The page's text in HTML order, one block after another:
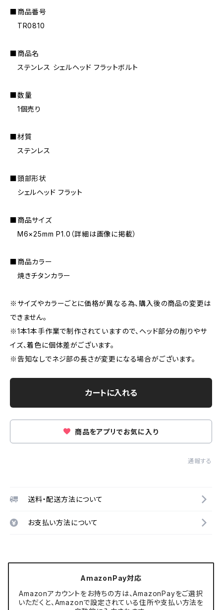
■商品番号
TR0810
■商品名
ステンレス シェルヘッド フラットボルト
■数量
1個売り
■材質
ステンレス
■頭部形状
シェルヘッド フラット
■商品サイズ
M6×25mm P1.0（詳細は画像に掲載）
■商品カラー
焼きチタンカラー
※サイズやカラーごとに価格が異なる為、購入後の商品の変更は
できません。
※1本1本手作業で制作されていますので、ヘッド部分の削りやサ
イズ、着色に個体差がございます。
※告知なしでネジ部の長さが変更になる場合がございます。
カートに入れる
商品をアプリでお気に入り
通報する
送料・配送方法について
お支払い方法について
AmazonPay対応
Amazonアカウントをお持ちの方は、AmazonPayをご選択
いただくと、Amazonで設定されている住所や支払い方法を